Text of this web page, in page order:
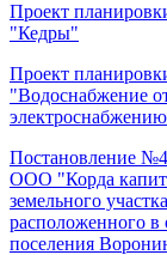
Проект
"Кедры"
Проект
"Водоснабжение
Постановление
ООО "Корда
земельного
расположенного в
поселения